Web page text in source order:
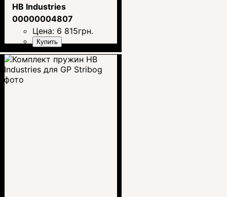
HB Industries
00000004807
Цена: 6 815грн.
Купить